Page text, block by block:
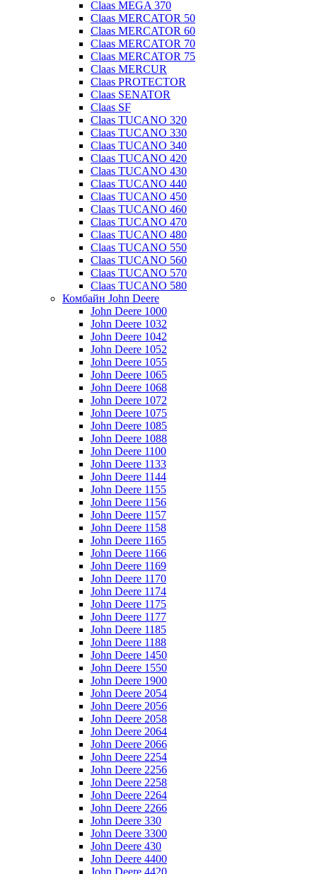
Claas MEGA 370
Claas MERCATOR 50
Claas MERCATOR 60
Claas MERCATOR 70
Claas MERCATOR 75
Claas MERCUR
Claas PROTECTOR
Claas SENATOR
Claas SF
Claas TUCANO 320
Claas TUCANO 330
Claas TUCANO 340
Claas TUCANO 420
Claas TUCANO 430
Claas TUCANO 440
Claas TUCANO 450
Claas TUCANO 460
Claas TUCANO 470
Claas TUCANO 480
Claas TUCANO 550
Claas TUCANO 560
Claas TUCANO 570
Claas TUCANO 580
Комбайн John Deere
John Deere 1000
John Deere 1032
John Deere 1042
John Deere 1052
John Deere 1055
John Deere 1065
John Deere 1068
John Deere 1072
John Deere 1075
John Deere 1085
John Deere 1088
John Deere 1100
John Deere 1133
John Deere 1144
John Deere 1155
John Deere 1156
John Deere 1157
John Deere 1158
John Deere 1165
John Deere 1166
John Deere 1169
John Deere 1170
John Deere 1174
John Deere 1175
John Deere 1177
John Deere 1185
John Deere 1188
John Deere 1450
John Deere 1550
John Deere 1900
John Deere 2054
John Deere 2056
John Deere 2058
John Deere 2064
John Deere 2066
John Deere 2254
John Deere 2256
John Deere 2258
John Deere 2264
John Deere 2266
John Deere 330
John Deere 3300
John Deere 430
John Deere 4400
John Deere 4420